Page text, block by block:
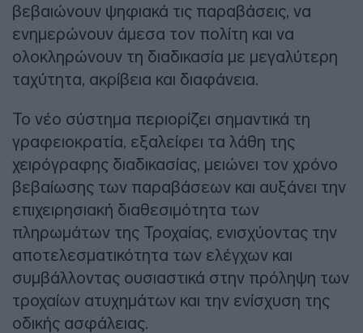
βεβαιώνουν ψηφιακά τις παραβάσεις, να
ενημερώνουν άμεσα τον πολίτη και να
ολοκληρώνουν τη διαδικασία με μεγαλύτερη
ταχύτητα, ακρίβεια και διαφάνεια.
Το νέο σύστημα περιορίζει σημαντικά τη
γραφειοκρατία, εξαλείφει τα λάθη της
χειρόγραφης διαδικασίας, μειώνει τον χρόνο
βεβαίωσης των παραβάσεων και αυξάνει την
επιχειρησιακή διαθεσιμότητα των
πληρωμάτων της Τροχαίας, ενισχύοντας την
αποτελεσματικότητα των ελέγχων και
συμβάλλοντας ουσιαστικά στην πρόληψη των
τροχαίων ατυχημάτων και την ενίσχυση της
οδικής ασφάλειας.